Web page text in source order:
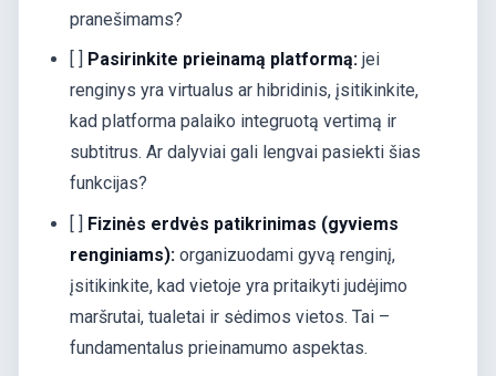
pranešimams?
Pasirinkite prieinamą platformą: jei
renginys yra virtualus ar hibridinis, įsitikinkite,
kad platforma palaiko integruotą vertimą ir
subtitrus. Ar dalyviai gali lengvai pasiekti šias
funkcijas?
[ ] Fizinės erdvės patikrinimas (gyviems
renginiams): organizuodami gyvą renginį,
įsitikinkite, kad vietoje yra pritaikyti judėjimo
maršrutai, tualetai ir sėdimos vietos. Tai –
fundamentalus prieinamumo aspektas.